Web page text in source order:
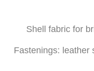
Shell fabric for
Fastenings: leather